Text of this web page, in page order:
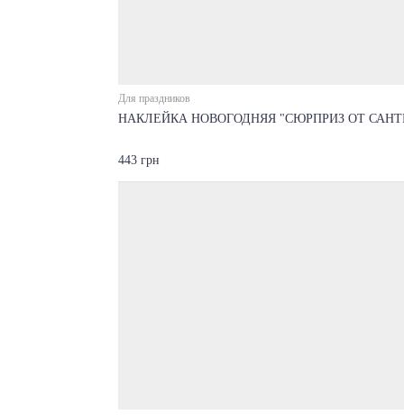
Для праздников
НАКЛЕЙКА НОВОГОДНЯЯ "СЮРПРИЗ ОТ
443 грн